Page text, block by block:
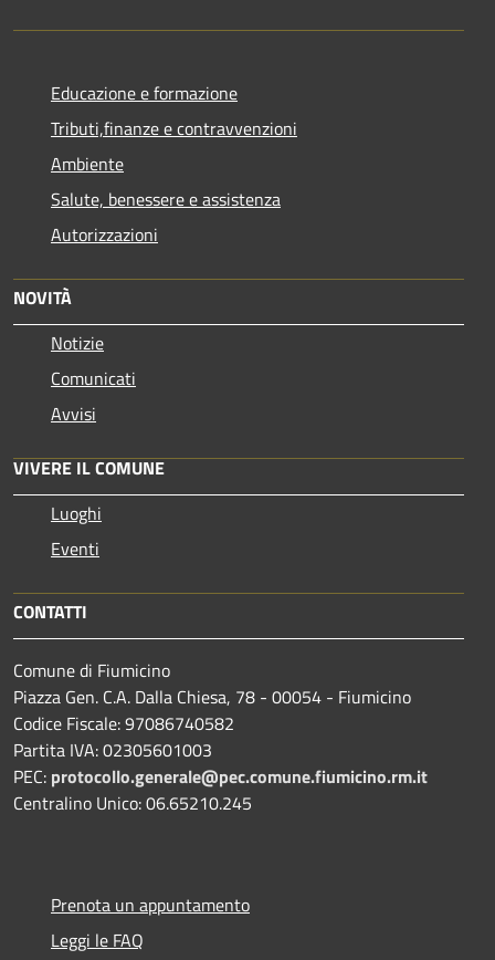
Educazione e formazione
Tributi,finanze e contravvenzioni
Ambiente
Salute, benessere e assistenza
Autorizzazioni
NOVITÀ
Notizie
Comunicati
Avvisi
VIVERE IL COMUNE
Luoghi
Eventi
CONTATTI
Comune di Fiumicino
Piazza Gen. C.A. Dalla Chiesa, 78 - 00054 - Fiumicino
Codice Fiscale: 97086740582
Partita IVA: 02305601003
PEC: protocollo.generale@pec.comune.fiumicino.rm.it
Centralino Unico: 06.65210.245
Prenota un appuntamento
Leggi le FAQ